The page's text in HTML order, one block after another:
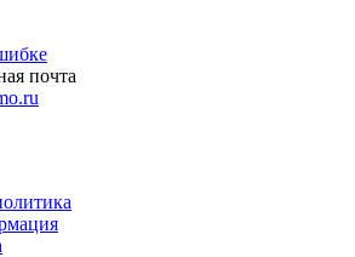
почта